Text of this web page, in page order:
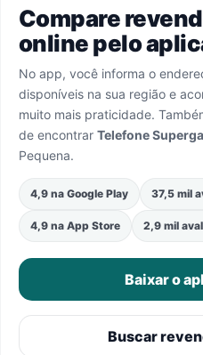
Compare
online pelo
No app, você informa o
disponíveis na sua região e
muito mais praticidade.
de encontrar Telefone
Pequena.
4,9 na Google Play 37,5 mil
4,9 na App Store 2,9 mil
Baixar o
Buscar